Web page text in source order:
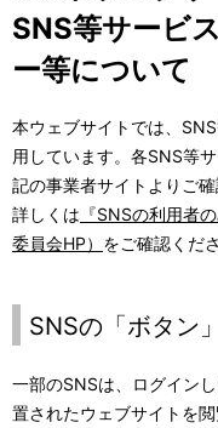
SNS等サービ
ー等について
本ウェブサイトでは、
用しています。各SNS等
記の事業者サイトよりご確
詳しくは 『SNSの利用者
委員会HP） をご確認くださ
SNSの「ボタン
一部のSNSは、ログイン
置されたウェブサイトを